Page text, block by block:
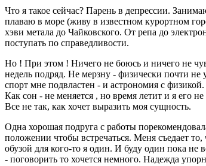
Что я такое сейчас? Парень в депрессии.
плаваю в море (живу в известном курортном
хэви метала до Чайковского. От репа до
поступать по справедливости.
Но ! При этом ! Ничего не боюсь и ничего не
недель подряд. Не мерзну - физически почти не
спорт мне подвластен - и астрономия с
Как сон - не меняется , но время летит и я его
Все не так, как хочет выразить моя сущность.
Одна хорошая подруга с работы
положении чтобы встречаться. Меня съедает
обузой для кого-то я один. И буду один пока не
- поговорить то хочется немного. Надежда